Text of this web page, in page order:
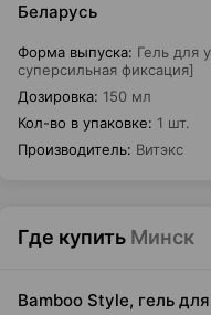
Беларусь
Форма выпуска: Гель для
суперсильная фиксация]
Дозировка: 150 мл
Кол-во в упаковке: 1 шт.
Производитель: Витэкс
Где купить Минск
Bamboo Style, гель